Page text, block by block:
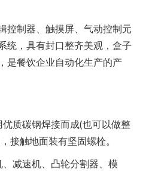
制器、触摸屏、气动控制元
统，具有封口整齐美观，盒子
是餐饮企业自动化生产的产
质碳钢焊接而成(也可以做整
接触地面装有坚固螺栓。
减速机、凸轮分割器、模